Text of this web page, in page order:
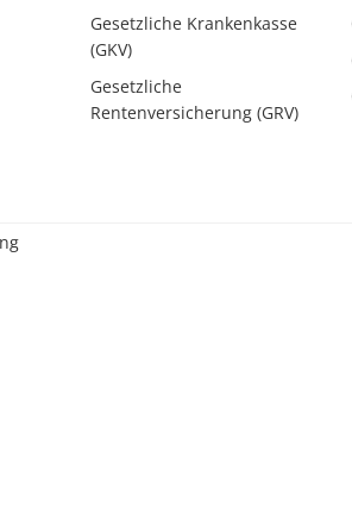
Gesetzliche Krankenkasse
(GKV)
Gesetzliche
Rentenversicherung (GRV)